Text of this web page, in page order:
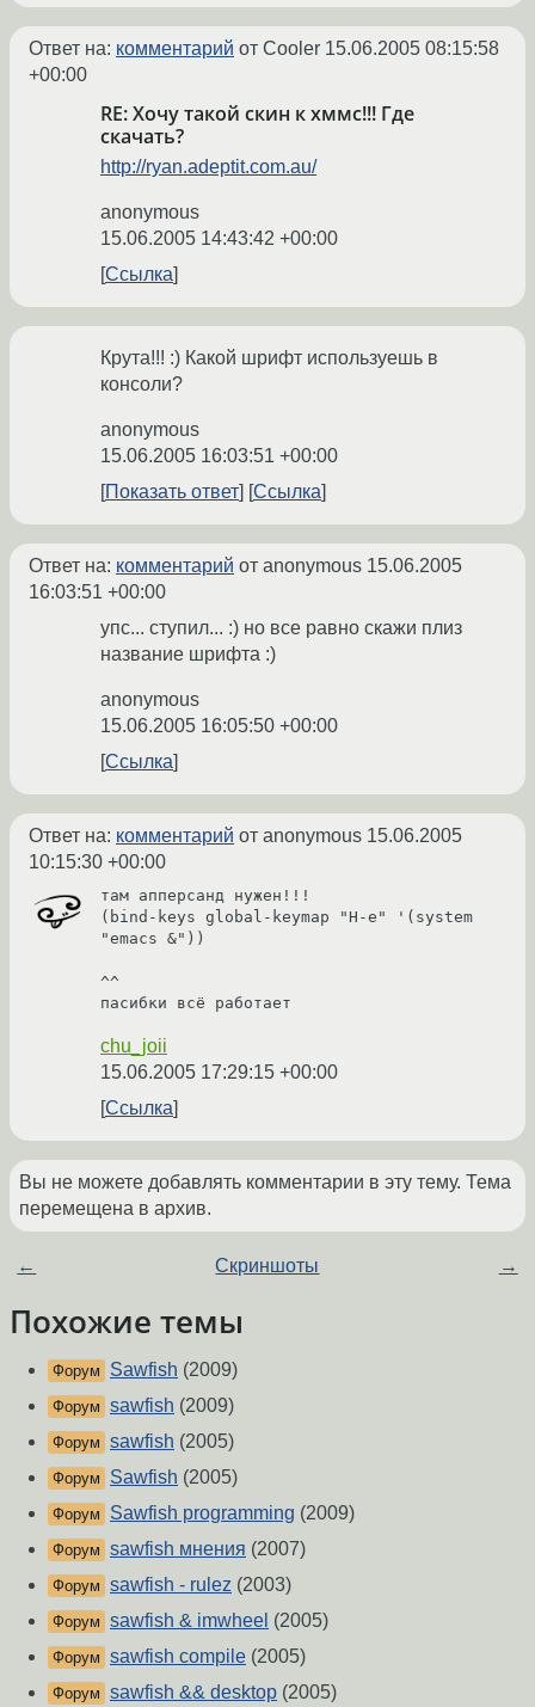
Ответ на: комментарий от Cooler 15.06.2005 08:15:58
+00:00
RE: Хочу такой скин к хммс!!! Где
скачать?
http://ryan.adeptit.com.au/
anonymous
15.06.2005 14:43:42 +00:00
Ссылка
Крута!!! :) Какой шрифт используешь в
консоли?
anonymous
15.06.2005 16:03:51 +00:00
Показать ответ
Ссылка
Ответ на: комментарий от anonymous 15.06.2005
16:03:51 +00:00
упс... ступил... :) но все равно скажи плиз
название шрифта :)
anonymous
15.06.2005 16:05:50 +00:00
Ссылка
Ответ на: комментарий от anonymous 15.06.2005
10:15:30 +00:00
там апперсанд нужен!!!
(bind-keys global-keymap "H-e" '(system
"emacs &"))
^^
chu_joii
15.06.2005 17:29:15 +00:00
Ссылка
Вы не можете добавлять комментарии в эту тему. Тема
перемещена в архив.
← Скриншоты →
Похожие темы
Форум Sawfish (2009)
Форум sawfish (2009)
Форум sawfish (2005)
Форум Sawfish (2005)
Форум Sawfish programming (2009)
Форум sawfish мнения (2007)
Форум sawfish - rulez (2003)
Форум sawfish & imwheel (2005)
Форум sawfish compile (2005)
Форум sawfish && desktop (2005)